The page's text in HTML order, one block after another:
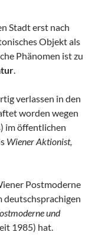
Stadt erst nach
Objekt als
Phänomen ist zu
.
verlassen in den
worden wegen
) im öffentlichen
Wiener Aktionist,
Postmoderne
deutschsprachigen
und
1985) hat.